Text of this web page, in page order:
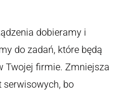
dobieramy i
do zadań, które będą
Twojej firmie. Zmniejsza
serwisowych, bo